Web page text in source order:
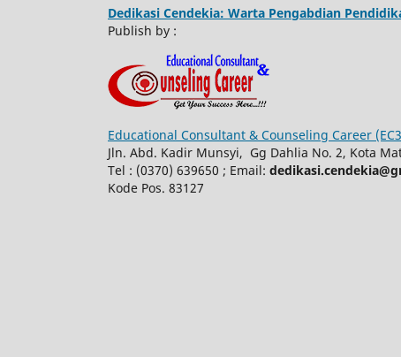
Dedikasi Cendekia: Warta Pengabdian
Publish by :
Educational Consultant & Counseling Career
Jln. Abd. Kadir Munsyi, Gg Dahlia No. 2, Kota
Tel : (0370) 639650 ; Email:
Kode Pos. 83127